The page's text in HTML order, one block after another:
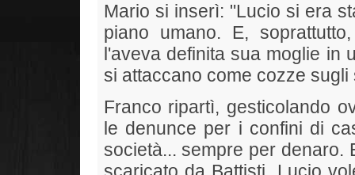
Mario si inserì: "Lucio si era
piano umano. E,
l'aveva definita sua moglie in
si attaccano come cozze
Franco ripartì, gesticolando
le denunce per i confini di
società... sempre per denaro.
scaricato da Battisti. Lucio